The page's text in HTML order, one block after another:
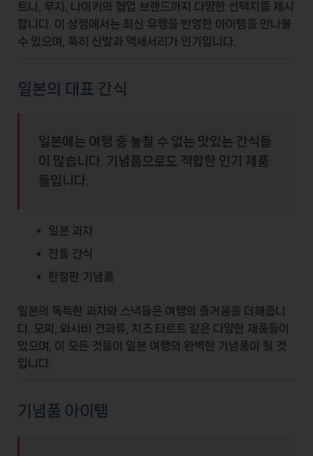
트니
무지 나이키 의 협업 브랜드까지 다양한 선택지를 제시
합니다. 이 상점에서는 최신 유행을 반영한 아이템을 만나볼
수 있으며, 특히 신발과 액세서리가 인기입니다.
일본의 대표 간식
일본에는 여행 중 놓칠 수 없는 맛있는 간식들
이 많습니다. 기념품으로도 적합한 인기 제품
들입니다.
일본 과자
전통 간식
한정판 기념품
일본의 독특한 과자와 스낵들은 여행의 즐거움을 더해줍니
다.
모찌 와사비 견과류 치즈 타르트 같은 다양한 제품들이
있으며, 이 모든 것들이 일본 여행의 완벽한 기념품이 될 것
입니다.
기념품 아이템